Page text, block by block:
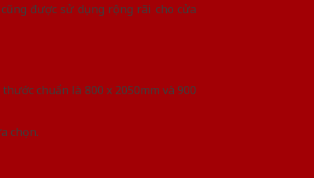
được sử dụng rộng rãi cho cửa
chuẩn là 800 x 2050mm và 900
chọn.